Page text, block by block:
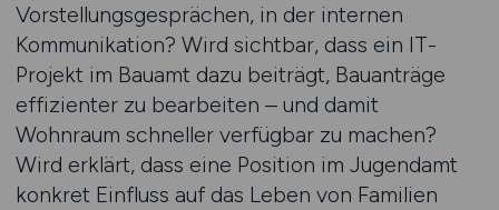
Vorstellungsgesprächen, in der internen
Kommunikation? Wird sichtbar, dass ein IT-
Projekt im Bauamt dazu beiträgt, Bauanträge
effizienter zu bearbeiten – und damit
Wohnraum schneller verfügbar zu machen?
Wird erklärt, dass eine Position im Jugendamt
konkret Einfluss auf das Leben von Familien